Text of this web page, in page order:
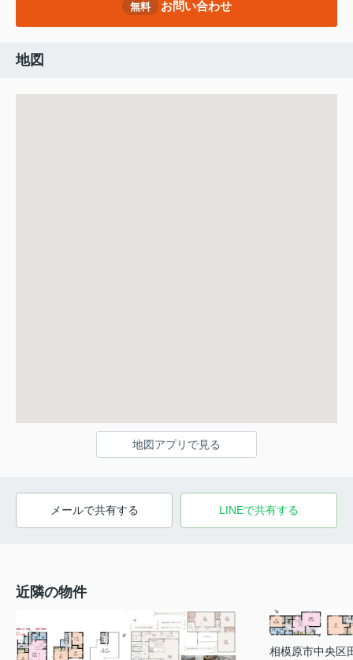
無料 お問い合わせ
地図
地図アプリで見る
メールで共有する LINEで共有する
近隣の物件
相模原市中央区